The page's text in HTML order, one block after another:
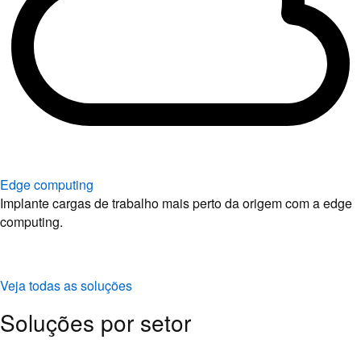
Edge computing
Implante cargas de trabalho mais perto da origem com a edge
computing.
Veja todas as soluções
Soluções por setor